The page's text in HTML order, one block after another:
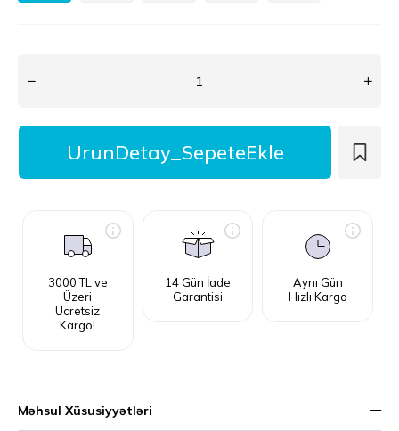
3000 TL ve
Üzeri
Ücretsiz
Kargo!
14 Gün İade
Garantisi
Aynı Gün
Hızlı Kargo
Məhsul Xüsusiyyətləri